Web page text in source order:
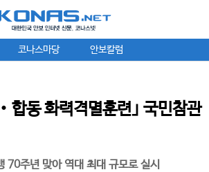
코나스마당 안보칼럼
동 화력격멸훈련｣ 국민참관
70주년 맞아 역대 최대 규모로 실시